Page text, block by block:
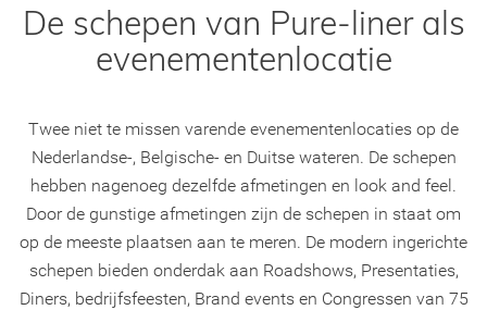
De schepen van Pure-liner als
evenementenlocatie
Twee niet te missen varende evenementenlocaties op de
Nederlandse-, Belgische- en Duitse wateren. De schepen
hebben nagenoeg dezelfde afmetingen en look and feel.
Door de gunstige afmetingen zijn de schepen in staat om
op de meeste plaatsen aan te meren. De modern ingerichte
schepen bieden onderdak aan Roadshows, Presentaties,
Diners, bedrijfsfeesten, Brand events en Congressen van 75